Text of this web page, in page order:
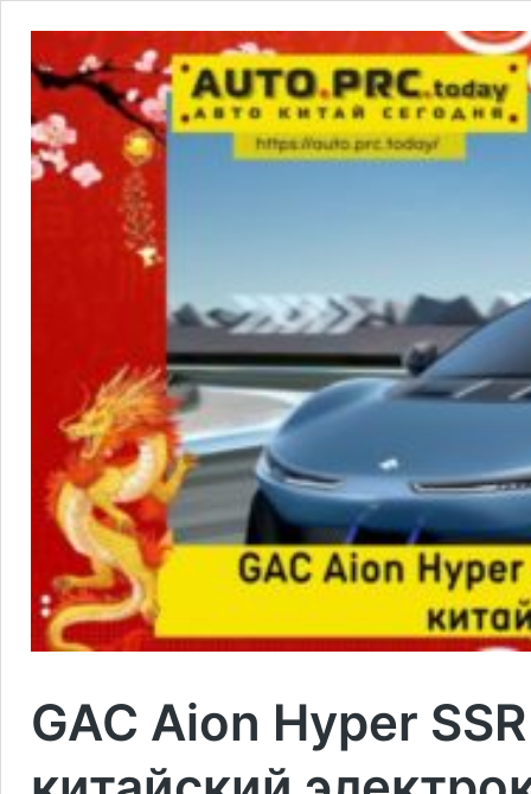
GAC Aion Hyper